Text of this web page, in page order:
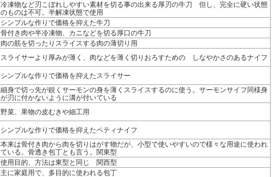
冷凍物など刃こぼれしやすい素材を切る事の出来る厚刃の牛刀 但し、完全に硬い状態
のものは不可。半解凍状態で使用
シンプルな作りで価格を抑えた牛刀
骨付き肉や半冷凍物、カニなどを切る厚口の牛刀
肉の筋を切ったりスライスする肉の薄切り用
スライサーより厚みが薄く、肉などを薄く切りおろすための しなやかさのあるナイフ
シンプルな作りで価格を抑えたスライサー
細身で切っ先が鋭くサーモンの身を薄くスライスするのに使う。サーモンサイフ同様身
が刃に付かないように溝が付いている
野菜、果物の皮むきや細工用
シンプルな作りで価格を抑えたペティナイフ
本来は骨付き肉から肉を切りはがす物だが、小型で使いやすいので様々な用途に使われ
ている。骨透き包丁とも言う。関東型
使用目的、方法は東型と同じ 関西型
主に家庭用で、多目的に使われる包丁